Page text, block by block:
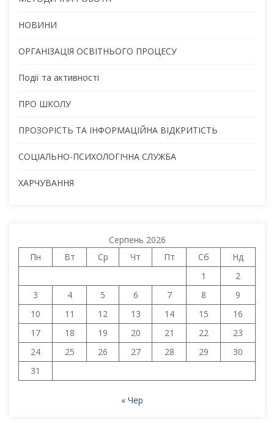
НОВИНИ
ОРГАНІЗАЦІЯ ОСВІТНЬОГО ПРОЦЕСУ
Події та активності
ПРО ШКОЛУ
ПРОЗОРІСТЬ ТА ІНФОРМАЦІЙНА ВІДКРИТІСТЬ
СОЦІАЛЬНО-ПСИХОЛОГІЧНА СЛУЖБА
ХАРЧУВАННЯ
Серпень 2026
Пн
Вт Ср Чт Пт Сб
Нд
1
2
3
4 5 6 7 8
9
10
11 12 13 14 15
16
17
18 19 20 21 22
23
24
25 26 27 28 29
30
31
« Чер